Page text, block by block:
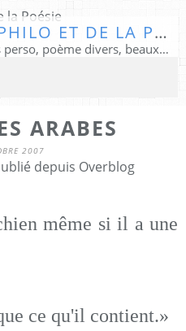
LE MONDE DE LA PHILO ET DE LA POÉSIE
Extraits de livres lus, poèmes perso, poème divers, beaux textes...
ARABES
2007
depuis Overblog
même si il a une
ce qu'il contient.»